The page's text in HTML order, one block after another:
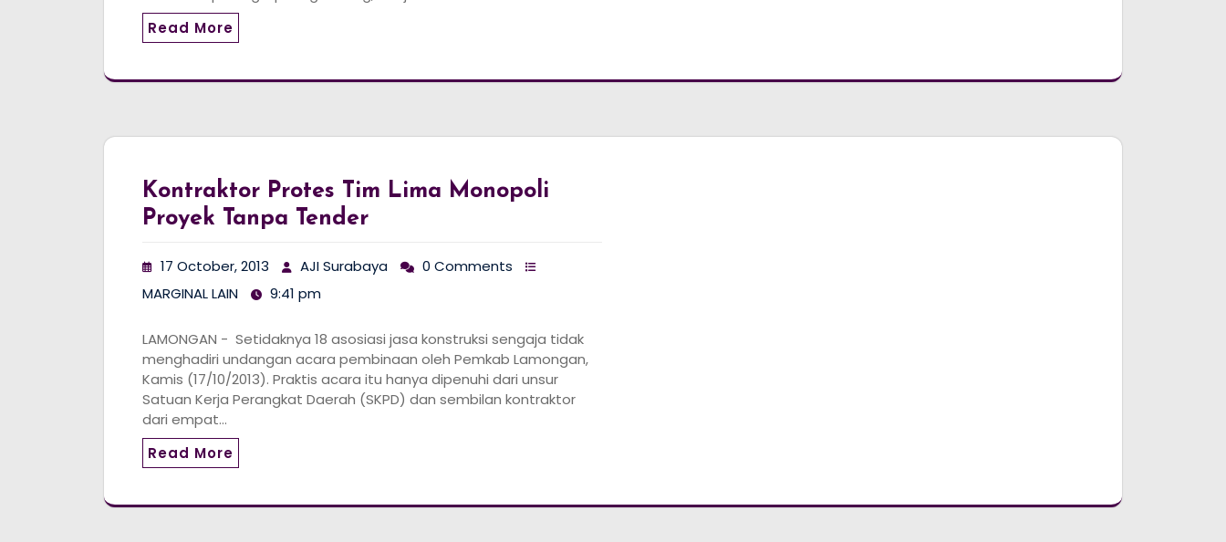
Read More
Kontraktor Protes Tim Lima Monopoli
Proyek Tanpa Tender
17 October, 2013 AJI Surabaya
0 Comments
MARGINAL LAIN
9:41 pm
LAMONGAN - Setidaknya 18 asosiasi jasa konstruksi sengaja tidak
menghadiri undangan acara pembinaan oleh Pemkab Lamongan,
Kamis (17/10/2013). Praktis acara itu hanya dipenuhi dari unsur
Satuan Kerja Perangkat Daerah (SKPD) dan sembilan kontraktor
dari empat…
Read More